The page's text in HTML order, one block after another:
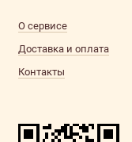
О сервисе
Доставка и оплата
Контакты